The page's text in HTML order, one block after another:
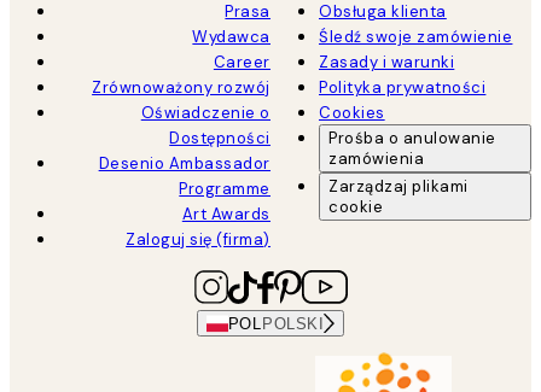
Prasa
Wydawca
Career
Zrównoważony rozwój
Oświadczenie o
Dostępności
Desenio Ambassador
Programme
Art Awards
Zaloguj się (firma)
Obsługa klienta
Śledź swoje zamówienie
Zasady i warunki
Polityka prywatności
Cookies
Prośba o anulowanie
zamówienia
Zarządzaj plikami
cookie
POL POLSKI